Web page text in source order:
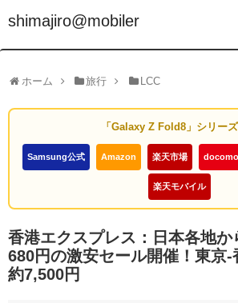
shimajiro@mobiler
ホーム 旅行 LCC
「Galaxy Z Fold8」シリー
Samsung公式 Amazon 楽天市場 docomo
楽天モバイル
香港エクスプレス：日本各地か
680円の激安セール開催！東京-
約7,500円